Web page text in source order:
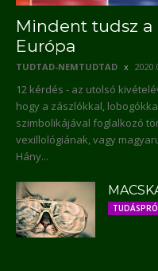
Mindent tudsz a
Európa
TUDTAD-NEMTUDTAD
12 kérdés - az utolsó
hogy a zászlókkal,
szimbolikájával foglalkozó
vexillológiának, vagy
Hány...